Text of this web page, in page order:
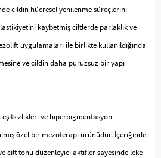
cildin hücresel yenilenme süreçlerini
kaybetmiş ciltlerde parlaklık ve
uygulamaları ile birlikte kullanıldığında
ve cildin daha pürüzsüz bir yapı
ve hiperpigmentasyon
özel bir mezoterapi ürünüdür. İçeriğinde
cilt tonu düzenleyici aktifler sayesinde leke